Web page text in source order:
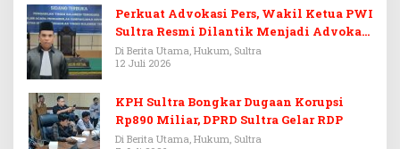
Perkuat Advokasi Pers, Wakil Ketua PWI
Sultra Resmi Dilantik Menjadi Advokat
PERADI
Di Berita Utama, Hukum, Sultra
12 Juli 2026
KPH Sultra Bongkar Dugaan Korupsi
Rp890 Miliar, DPRD Sultra Gelar RDP
Di Berita Utama, Hukum, Sultra